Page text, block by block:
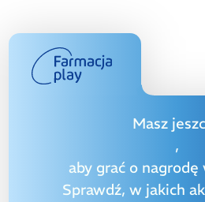
Masz
,
aby grać o
Sprawdź, w jakich